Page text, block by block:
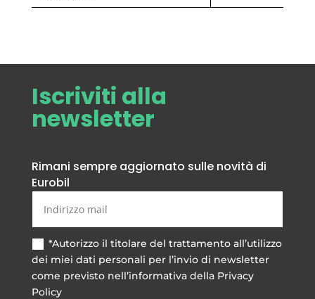
Iscriviti alla
newsletter
Rimani sempre aggiornato sulle novità di
Eurobil
*Autorizzo il titolare del trattamento all’utilizzo
dei miei dati personali per l’invio di newsletter
come previsto nell’informativa della Privacy
Policy